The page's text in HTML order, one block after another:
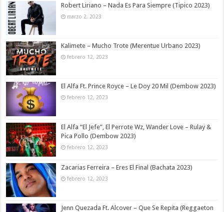
Robert Liriano – Nada Es Para Siempre (Tipico 2023)
marzo 2, 2023
Kalimete – Mucho Trote (Merentue Urbano 2023)
febrero 12, 2023
El Alfa Ft. Prince Royce – Le Doy 20 Mil (Dembow 2023)
febrero 12, 2023
El Alfa “El Jefe”, El Perrote Wz, Wander Love – Rulay &
Pica Pollo (Dembow 2023)
febrero 12, 2023
Zacarias Ferreira – Eres El Final (Bachata 2023)
febrero 12, 2023
Jenn Quezada Ft. Alcover – Que Se Repita (Reggaeton